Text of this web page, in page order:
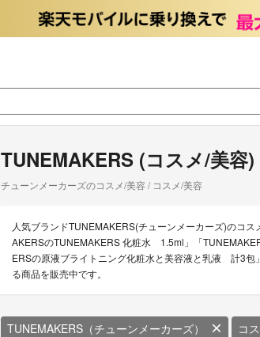
TUNEMAKERS (コスメ/美容)
チューンメーカーズのコスメ/美容 / コスメ/美容
人気ブランドTUNEMAKERS(チューンメーカーズ)のコ
AKERSのTUNEMAKERS 化粧水 1.5ml」「
ERSの原液ブライトニング化粧水と美容液と乳液 計3包
る商品を販売中です。
TUNEMAKERS（チューンメーカーズ） コ